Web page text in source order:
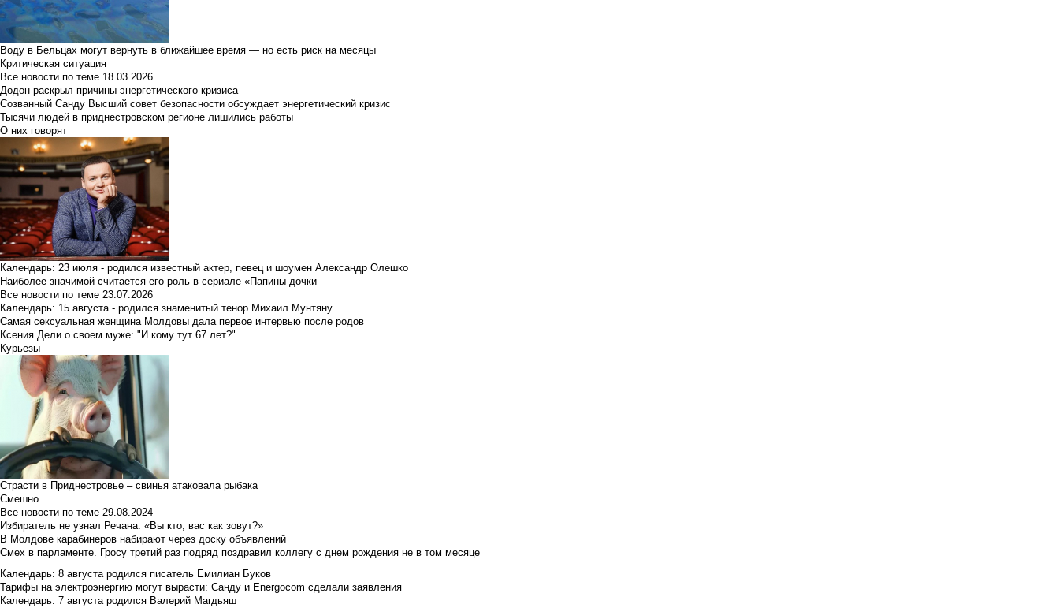
Воду в Бельцах могут вернуть в ближайшее время — но есть риск на месяцы
Критическая ситуация
Все новости по теме 18.03.2026
Додон раскрыл причины энергетического кризиса
Созванный Санду Высший совет безопасности обсуждает энергетический кризис
Тысячи людей в приднестровском регионе лишились работы
О них говорят
Календарь: 23 июля - родился известный актер, певец и шоумен Александр Олешко
Наиболее значимой считается его роль в сериале «Папины дочки
Все новости по теме 23.07.2026
Календарь: 15 августа - родился знаменитый тенор Михаил Мунтяну
Самая сексуальная женщина Молдовы дала первое интервью после родов
Ксения Дели о своем муже: "И кому тут 67 лет?"
Курьезы
Страсти в Приднестровье – свинья атаковала рыбака
Смешно
Все новости по теме 29.08.2024
Избиратель не узнал Речана: «Вы кто, вас как зовут?»
В Молдове карабинеров набирают через доску объявлений
Смех в парламенте. Гросу третий раз подряд поздравил коллегу с днем рождения не в том месяце
Календарь: 8 августа родился писатель Емилиан Буков
Тарифы на электроэнергию могут вырасти: Санду и Energocom сделали заявления
Календарь: 7 августа родился Валерий Магдьяш